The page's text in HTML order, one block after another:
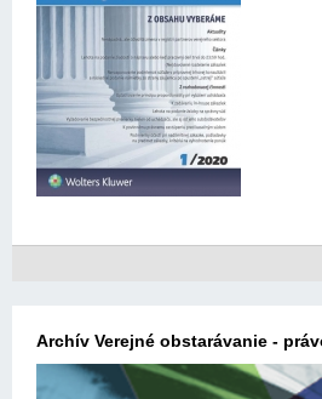
Archív Verejné obstarávanie -